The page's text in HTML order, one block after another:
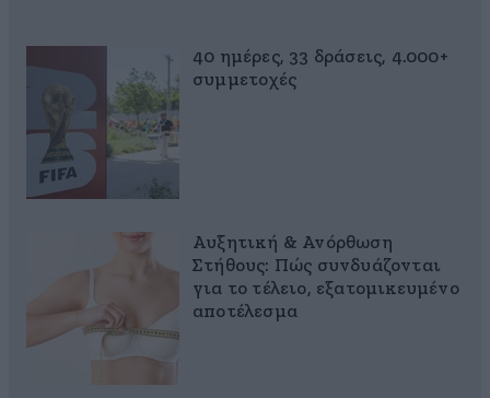
40 ημέρες, 33 δράσεις, 4.000+
συμμετοχές
Αυξητική & Ανόρθωση
Στήθους: Πώς συνδυάζονται
για το τέλειο, εξατομικευμένο
αποτέλεσμα